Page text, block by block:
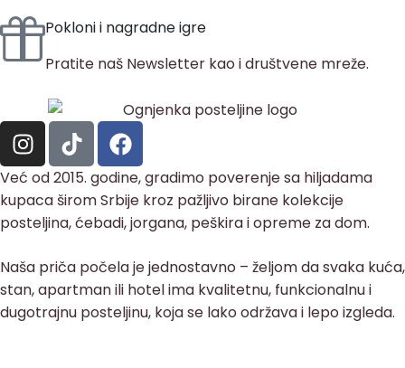
Pokloni i nagradne igre
Pratite naš Newsletter kao i društvene mreže.
Već od 2015. godine, gradimo poverenje sa hiljadama
kupaca širom Srbije kroz pažljivo birane kolekcije
posteljina, ćebadi, jorgana, peškira i opreme za dom.
Naša priča počela je jednostavno – željom da svaka kuća,
stan, apartman ili hotel ima kvalitetnu, funkcionalnu i
dugotrajnu posteljinu, koja se lako održava i lepo izgleda.